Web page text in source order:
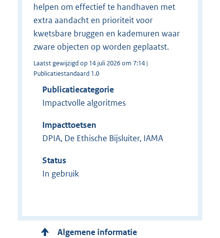
helpen om effectief te handhaven met
extra aandacht en prioriteit voor
kwetsbare bruggen en kademuren waar
zware objecten op worden geplaatst.
Laatst gewijzigd op 14 juli 2026 om 7:14 |
Publicatiestandaard 1.0
Publicatiecategorie
Impactvolle algoritmes
Impacttoetsen
DPIA, De Ethische Bijsluiter, IAMA
Status
In gebruik
Algemene informatie